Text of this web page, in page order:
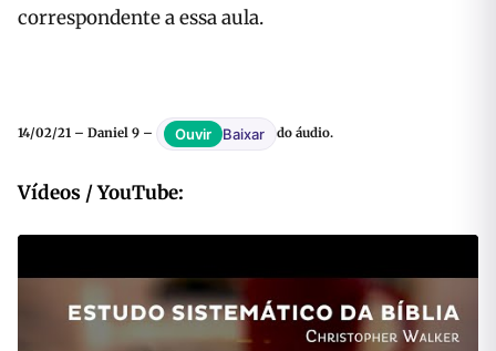
correspondente a essa aula.
14/02/21 – Daniel 9 – Ouvir Baixar do áudio.
Vídeos / YouTube: